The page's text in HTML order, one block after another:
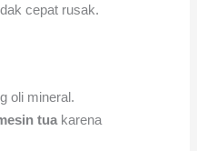
cepat rusak.
oli mineral.
tua karena